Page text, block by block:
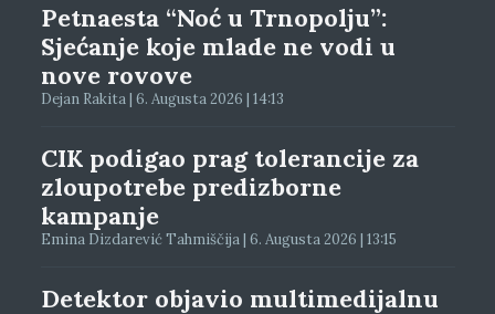
Petnaesta “Noć u Trnopolju”:
Sjećanje koje mlade ne vodi u
nove rovove
Dejan Rakita | 6. Augusta 2026 | 14:13
CIK podigao prag tolerancije za
zloupotrebe predizborne
kampanje
Emina Dizdarević Tahmiščija | 6. Augusta 2026 | 13:15
Detektor objavio multimedijalnu